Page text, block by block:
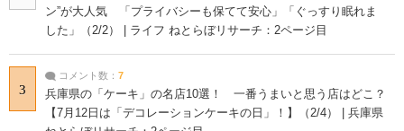
ン”が大人気 「プライバシーも保てて安心」「ぐっすり眠れま
した」（2/2） | ライフ ねとらぼリサーチ：2ページ目
3
コメント数： 7
兵庫県の「ケーキ」の名店10選！ 一番うまいと思う店はどこ？
【7月12日は「デコレーションケーキの日」！】（2/4） | 兵庫県